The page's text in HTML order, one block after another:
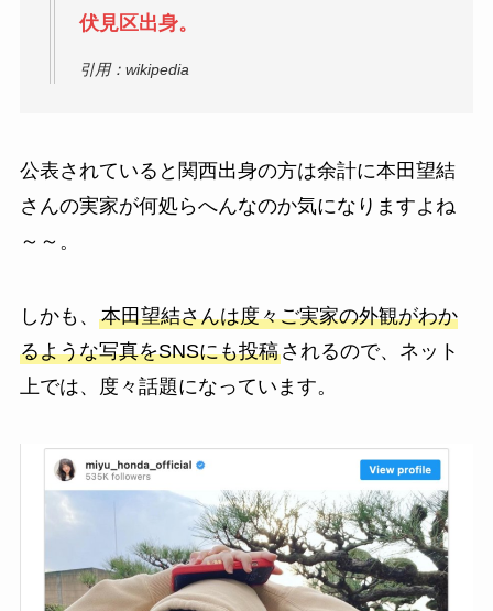
伏見区出身。
引用：wikipedia
公表されていると関西出身の方は余計に本田望結
さんの実家が何処らへんなのか気になりますよね
～～。
しかも、 本田望結さんは度々ご実家の外観がわか
るような写真をSNSにも投稿されるので、ネット
上では、度々話題になっています。